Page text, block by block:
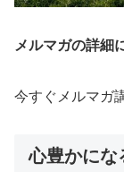
メルマガの詳細
今すぐメルマガ
心豊かにな